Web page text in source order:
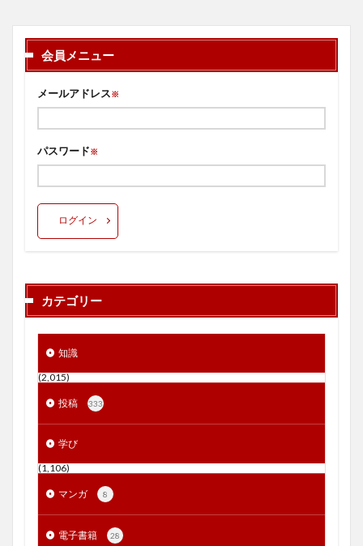
会員メニュー
メールアドレス※
パスワード※
ログイン
カテゴリー
知識
(2,015)
投稿 333
学び
(1,106)
マンガ 8
電子書籍 28